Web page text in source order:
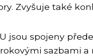
Zvyšuje také
jsou spojeny
sazbami